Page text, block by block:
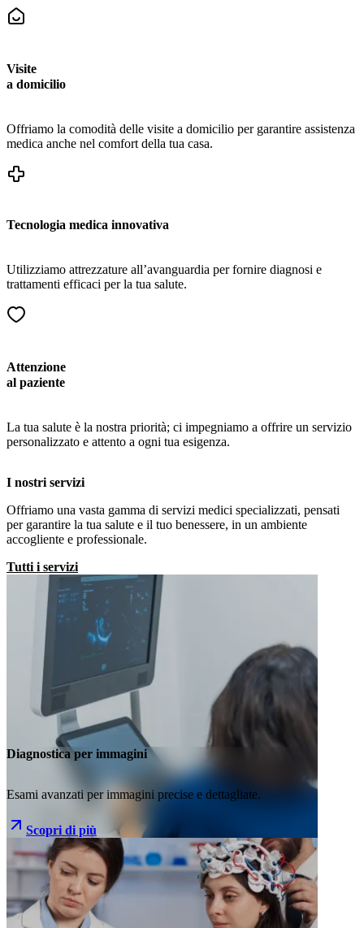
Visite
a domicilio
Offriamo la comodità delle visite a domicilio per garantire assistenza
medica anche nel comfort della tua casa.
Tecnologia medica innovativa
Utilizziamo attrezzature all’avanguardia per fornire diagnosi e
trattamenti efficaci per la tua salute.
Attenzione
al paziente
La tua salute è la nostra priorità; ci impegniamo a offrire un servizio
personalizzato e attento a ogni tua esigenza.
I nostri servizi
Offriamo una vasta gamma di servizi medici specializzati, pensati
per garantire la tua salute e il tuo benessere, in un ambiente
accogliente e professionale.
Tutti i servizi
Diagnostica per immagini
Esami avanzati per immagini precise e dettagliate.
Scopri di più